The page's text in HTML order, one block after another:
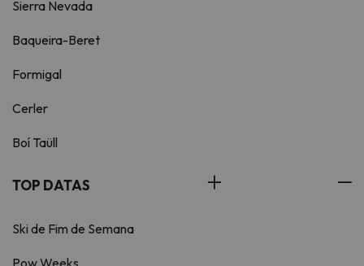
Sierra Nevada
Baqueira-Beret
Formigal
Cerler
Boí Taüll
TOP DATAS
Ski de Fim de Semana